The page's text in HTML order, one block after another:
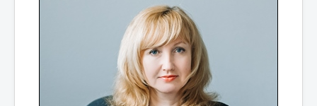
Прокуратура разъясняет
ПРИЕМ В 1 КЛАСС